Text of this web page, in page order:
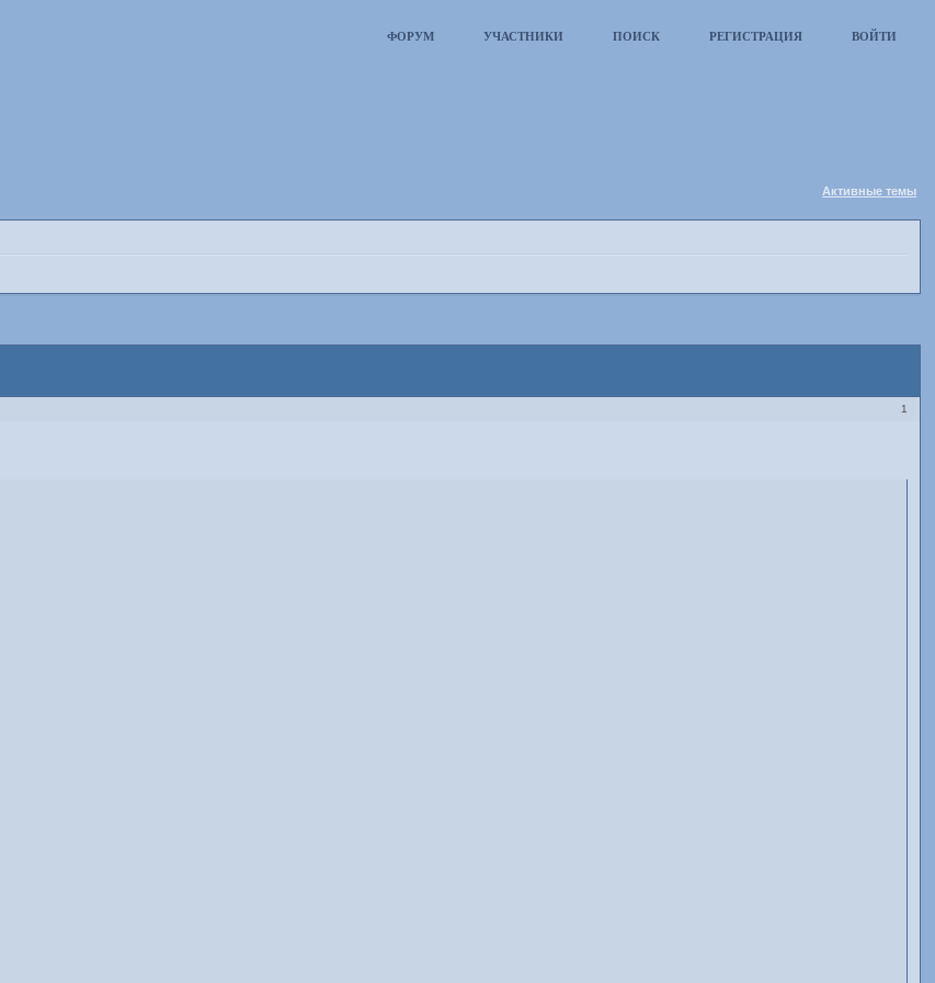
ФОРУМ УЧАСТНИКИ ПОИСК РЕГИСТРАЦИЯ ВОЙТИ
Активные темы
1